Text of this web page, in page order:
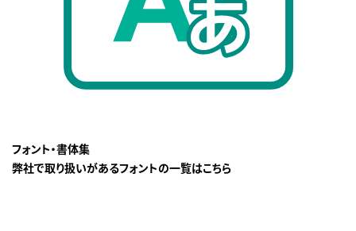
フォント・書体集
弊社で取り扱いがあるフォントの一覧はこちら